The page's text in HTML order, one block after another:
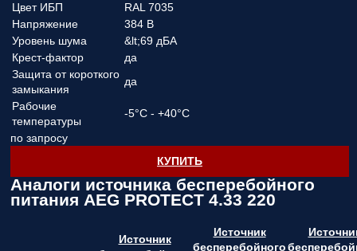
Цвет ИБП
RAL 7035
Напряжение
384 В
Уровень шума
&lt;69 дБА
Крест-фактор
да
Защита от короткого
замыкания
да
Рабочие
температуры
-5°C - +40°C
по запросу
КУПИТЬ
Аналоги источника бесперебойного
питания AEG PROTECT 4.33 220
Источник
Источник
бесперебойного